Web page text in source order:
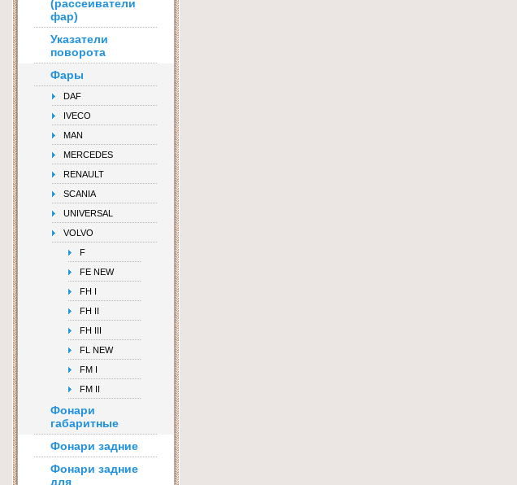
(рассеиватели
фар)
Указатели
поворота
Фары
DAF
IVECO
MAN
MERCEDES
RENAULT
SCANIA
UNIVERSAL
VOLVO
F
FE NEW
FH I
FH II
FH III
FL NEW
FM I
FM II
Фонари
габаритные
Фонари задние
Фонари задние
для